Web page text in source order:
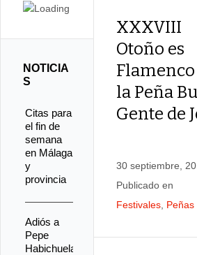
XXXVIII
Otoño es
la Peña
Gente de
30 septiembre,
Publicado en
Festivales Peñas
NOTICIA
S
Citas para
el fin de
semana
en Málaga
y
provincia
Adiós a
Pepe
Habichuela,